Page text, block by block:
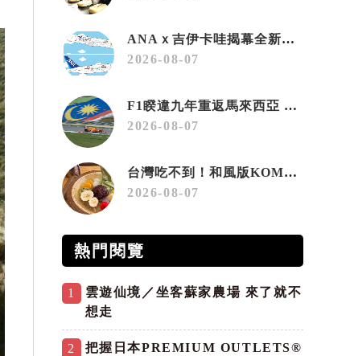
ANAｘ吉伊卡哇揭幕全新彩繪機「Chiikawa JET」
2026-08-07
F1睽違九年重返馬來西亞 三大國際賽事打造10月運動旅遊熱潮 賽車、自行車、路跑同週登場
2026-08-07
台灣吃不到！和風版KOMEDA咖啡讓你吃遍名古屋在地美食
2026-08-07
熱門閱覽
1
雲遊仙境／坐客蘇家農場 來了就不
想走
2
把握日本PREMIUM OUTLETS®